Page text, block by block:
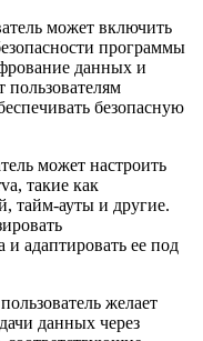
может включить
программы
данных и
пользователям
безопасную
может настроить
такие как
тайм-ауты и другие.
и адаптировать ее под
желает
данных через